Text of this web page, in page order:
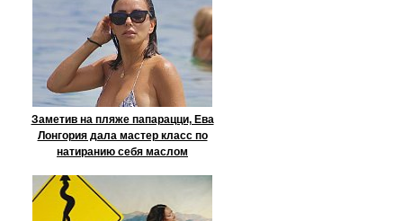
Заметив на пляже папарацци, Ева
Лонгория дала мастер класс по
натиранию себя маслом